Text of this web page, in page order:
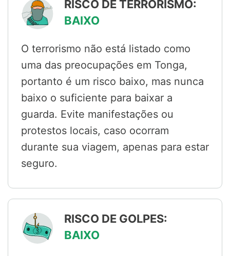
RISCO DE TERRORISMO:
BAIXO
O terrorismo não está listado como
uma das preocupações em Tonga,
portanto é um risco baixo, mas nunca
baixo o suficiente para baixar a
guarda. Evite manifestações ou
protestos locais, caso ocorram
durante sua viagem, apenas para estar
seguro.
RISCO DE GOLPES:
BAIXO